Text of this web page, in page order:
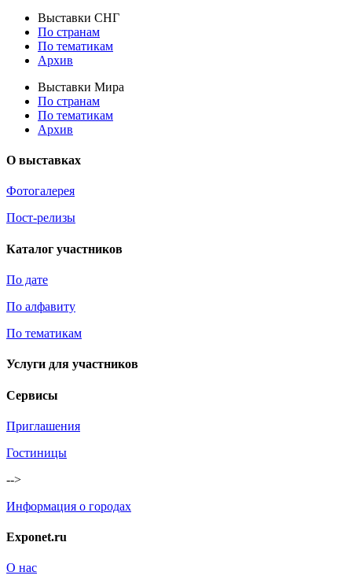
Выставки СНГ
По странам
По тематикам
Архив
Выставки Мира
По странам
По тематикам
Архив
О выставках
Фотогалерея
Пост-релизы
Каталог участников
По дате
По алфавиту
По тематикам
Услуги для участников
Сервисы
Приглашения
Гостиницы
-->
Информация о городах
Exponet.ru
О нас